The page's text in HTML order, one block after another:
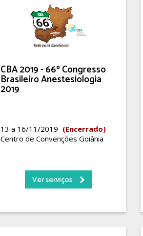
CBA 2019 - 66º Congresso
Brasileiro Anestesiologia
2019
13 a 16/11/2019 (Encerrado)
Centro de Convenções Goiânia
Ver serviços